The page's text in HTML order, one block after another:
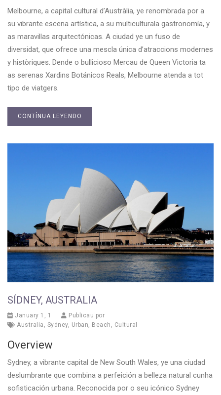
Melbourne, a capital cultural d’Austràlia, ye renombrada por a
su vibrante escena artística, a su multiculturala gastronomía, y
as maravillas arquitectónicas. A ciudad ye un fuso de
diversidat, que ofrece una mescla única d’atraccions modernes
y històriques. Dende o bullicioso Mercau de Queen Victoria ta
as serenas Xardins Botánicos Reals, Melbourne atenda a tot
tipo de viatgers.
CONTÍNUA LEYENDO
SÍDNEY, AUSTRALIA
January 1, 1
Publicau por
Australia
Sydney, Urban Beach Cultural
Overview
Sydney, a vibrante capital de New South Wales, ye una ciudad
deslumbrante que combina a perfeición a belleza natural cunha
sofisticación urbana. Reconocida por o seu icónico Sydney